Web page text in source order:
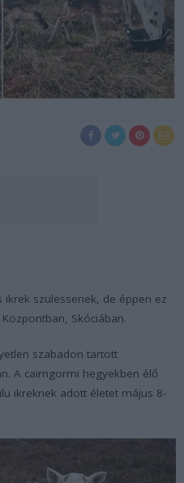
szülessenek, de éppen ez
Skóciában.
szabadon tartott
A cairngormi hegyekben élő
ikreknek adott életet május 8-